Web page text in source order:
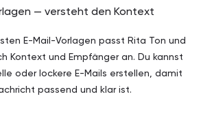
— versteht den Kontext
E-Mail-Vorlagen passt Rita Ton und
Kontext und Empfänger an. Du kannst
oder lockere E-Mails erstellen, damit
passend und klar ist.